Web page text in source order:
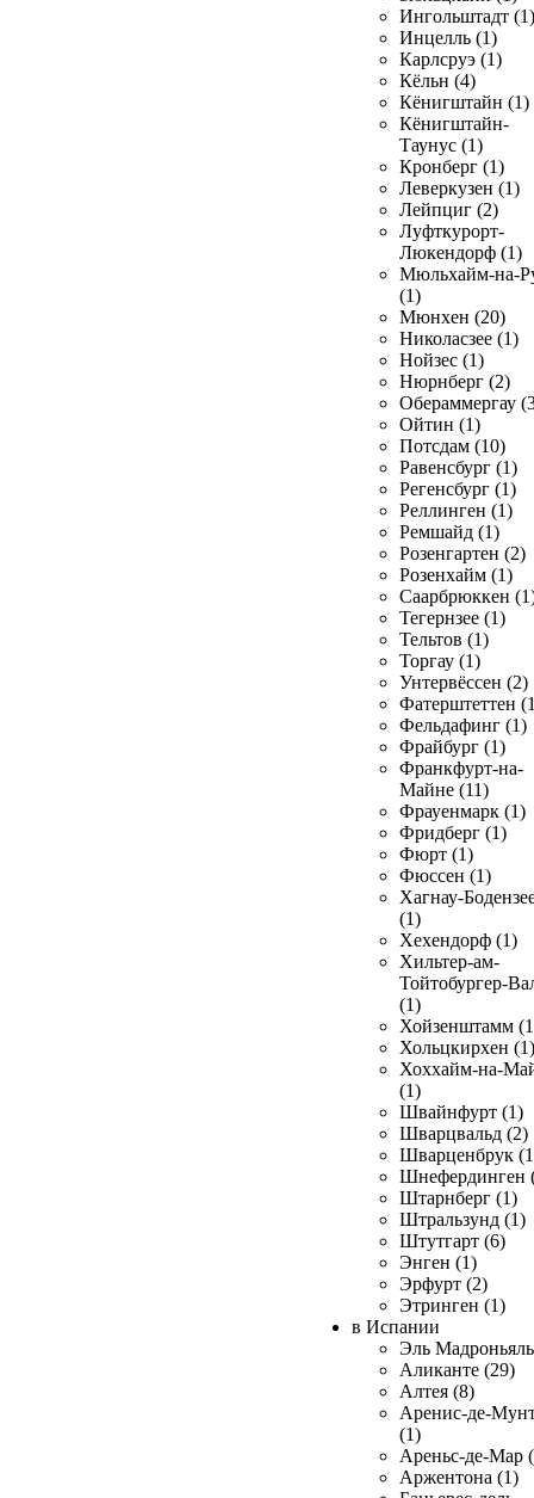
Ингольштадт (1)
Инцелль (1)
Карлсруэ (1)
Кёльн (4)
Кёнигштайн (1)
Кёнигштайн-
Таунус (1)
Кронберг (1)
Леверкузен (1)
Лейпциг (2)
Луфткурорт-
Люкендорф (1)
Мюльхайм-на-
(1)
Мюнхен (20)
Николасзее (1)
Нойзес (1)
Нюрнберг (2)
Обераммергау
Ойтин (1)
Потсдам (10)
Равенсбург (1)
Регенсбург (1)
Реллинген (1)
Ремшайд (1)
Розенгартен (2)
Розенхайм (1)
Саарбрюккен
Тегернзее (1)
Тельтов (1)
Торгау (1)
Унтервёссен (2)
Фатерштеттен
Фельдафинг (1)
Фрайбург (1)
Франкфурт-на-
Майне (11)
Фрауенмарк (1)
Фридберг (1)
Фюрт (1)
Фюссен (1)
Хагнау-
(1)
Хехендорф (1)
Хильтер-ам-
Тойтобургер-
(1)
Хойзенштамм
Хольцкирхен (1)
Хоххайм-на-
(1)
Швайнфурт (1)
Шварцвальд (2)
Шварценбрук
Шнефердинген
Штарнберг (1)
Штральзунд (1)
Штутгарт (6)
Энген (1)
Эрфурт (2)
Этринген (1)
в Испании
Эль
Аликанте (29)
Алтея (8)
Аренис-де-
(1)
Ареньс-де-Мар
Аржентона (1)